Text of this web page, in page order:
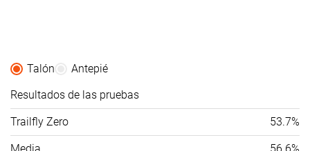
Talón
Antepié
Resultados de las pruebas
Trailfly Zero 53.7%